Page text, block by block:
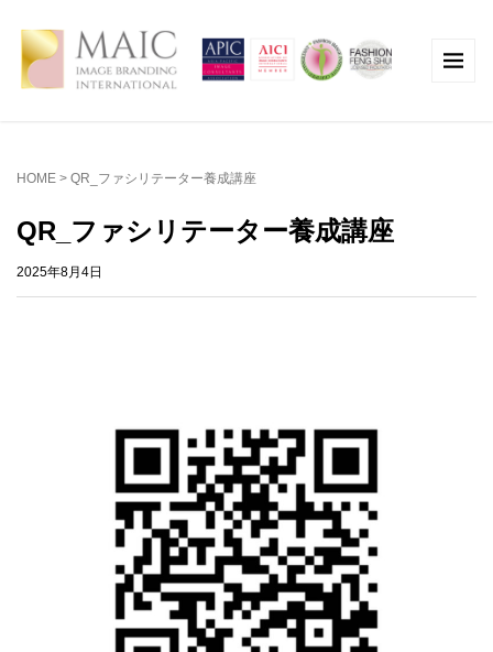
HOME > QR_ファシリテーター養成講座
QR_ファシリテーター養成講座
2025年8月4日